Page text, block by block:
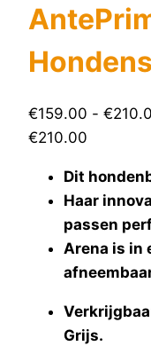
€159.00 - €
€210.00
Dit
Haar
passen
Arena is in
Grijs.